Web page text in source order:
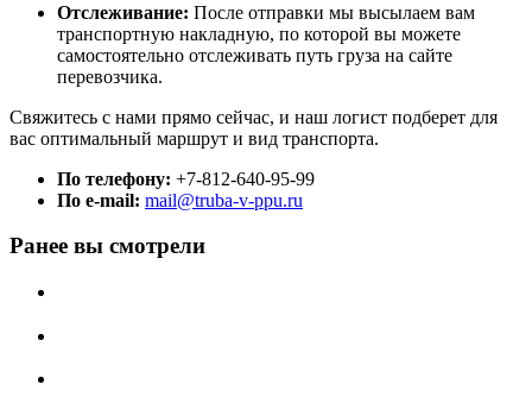
Отслеживание: После отправки мы высылаем вам
транспортную накладную, по которой вы можете
самостоятельно отслеживать путь груза на сайте
перевозчика.
Свяжитесь с нами прямо сейчас, и наш логист подберет для
вас оптимальный маршрут и вид транспорта.
По телефону: +7-812-640-95-99
По e-mail: mail@truba-v-ppu.ru
Ранее вы смотрели